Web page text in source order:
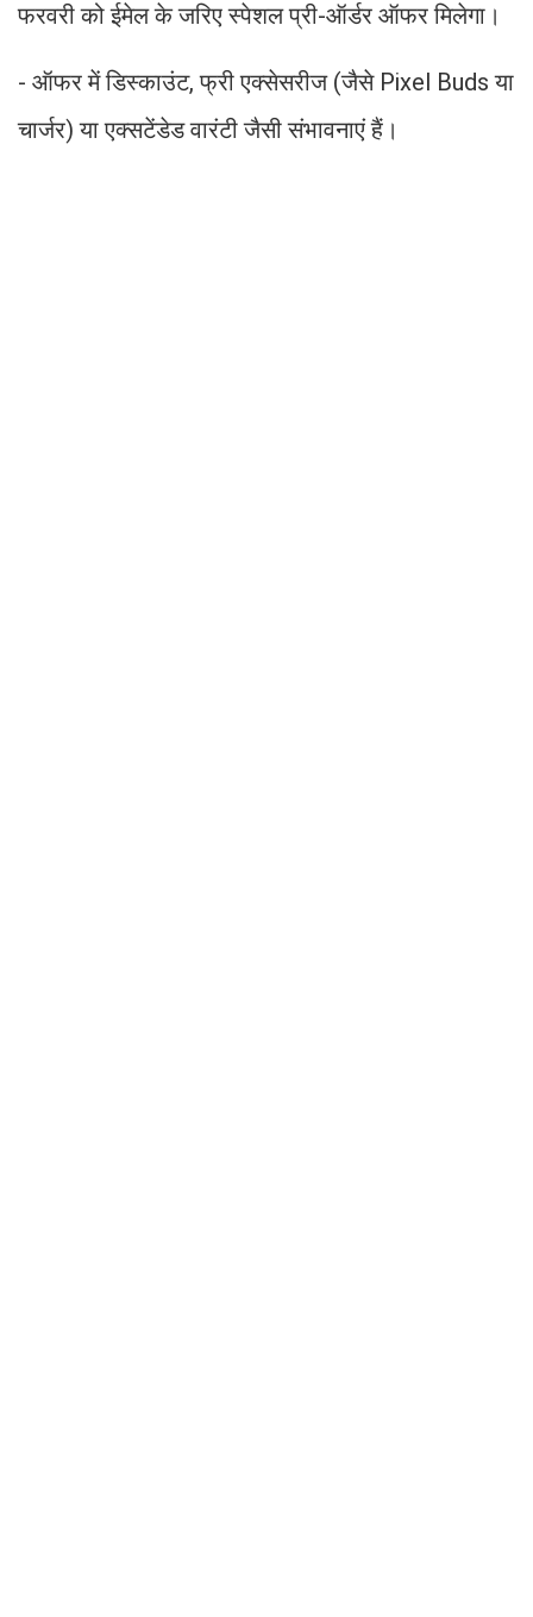
फरवरी को ईमेल के जरिए स्पेशल प्री-ऑर्डर ऑफर मिलेगा।
- ऑफर में डिस्काउंट, फ्री एक्सेसरीज (जैसे Pixel Buds या
चार्जर) या एक्सटेंडेड वारंटी जैसी संभावनाएं हैं।